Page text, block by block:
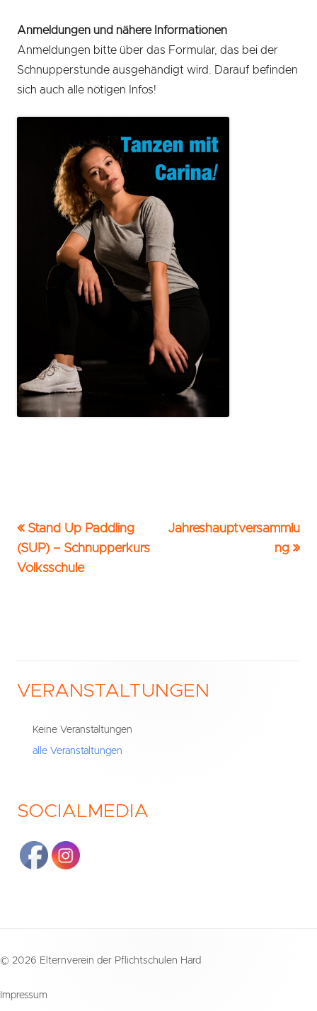
Anmeldungen und nähere Informationen
Anmeldungen bitte über das Formular, das bei der
Schnupperstunde ausgehändigt wird. Darauf befinden
sich auch alle nötigen Infos!
Beitrags-
Navigation
Vorheriger
Beitrag:
Stand Up Paddling
(SUP) – Schnupperkurs
Volksschule
Nächster
Jahreshauptversammlu
ng
Haupt-
Seitenleiste
VERANSTALTUNGEN
Keine Veranstaltungen
alle Veranstaltungen
SOCIALMEDIA
Inhalt
© 2026 Elternverein der Pflichtschulen Hard
Impressum